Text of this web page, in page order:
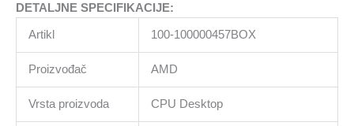
DETALJNE SPECIFIKACIJE:
Artikl 100-100000457BOX
Proizvođač AMD
Vrsta proizvoda CPU Desktop